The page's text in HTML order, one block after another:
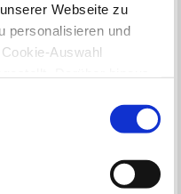
Webseite zu
personalisieren und
Auswahl
Es besteht die Gefahr,
von
dass Sie sich mit
zu
finden